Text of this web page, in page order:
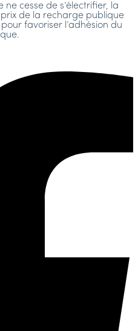
ne cesse de s’électrifier, la
de la recharge publique
favoriser l’adhésion du